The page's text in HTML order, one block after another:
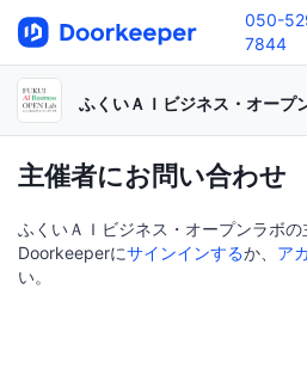
050-
7844
ふくいＡＩビジネス・オープ
主催者にお問い合わせ
ふくいＡＩビジネス・オープンラボ
Doorkeeperにサインインするか、 ア
い。